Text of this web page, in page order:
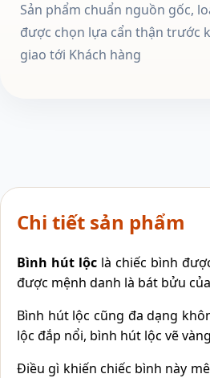
Sản phẩm chuẩn nguồn gốc,
được chọn lựa cẩn thận trước
giao tới Khách hàng
Chi tiết sản phẩm
Bình hút lộclà chiếc bình
được mệnh danh là bát bửu
Bình hút lộc cũng đa dạng
lộc đắp nổi, bình hút lộc vẽ
Điều gì khiến chiếc bình này